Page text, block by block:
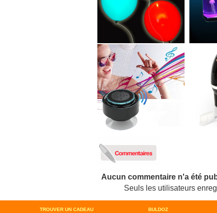
Aucun commentaire n'a été
Seuls les utilisateurs
TROUVER UN CADEAU
BULDOZ